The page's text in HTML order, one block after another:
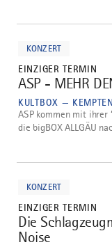
KONZERT
EINZIGER TERMIN
2
ASP - MEHR
KULTBOX — KEMPTEN
ASP kommen mit ihrer
die bigBOX ALLGÄU
KONZERT
EINZIGER TERMIN
3
Die
Noise